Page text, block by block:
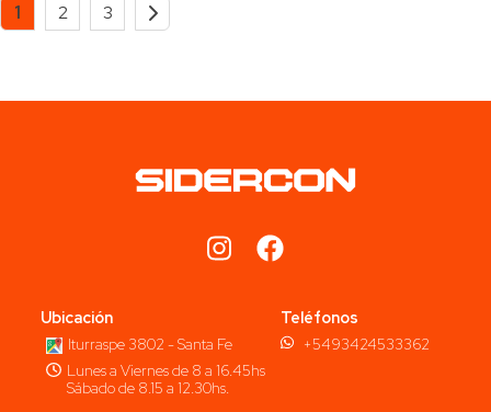
1 2 3
Ubicación
Iturraspe 3802 - Santa Fe
Lunes a Viernes de 8 a 16.45hs
Sábado de 8.15 a 12.30hs.
Teléfonos
+5493424533362